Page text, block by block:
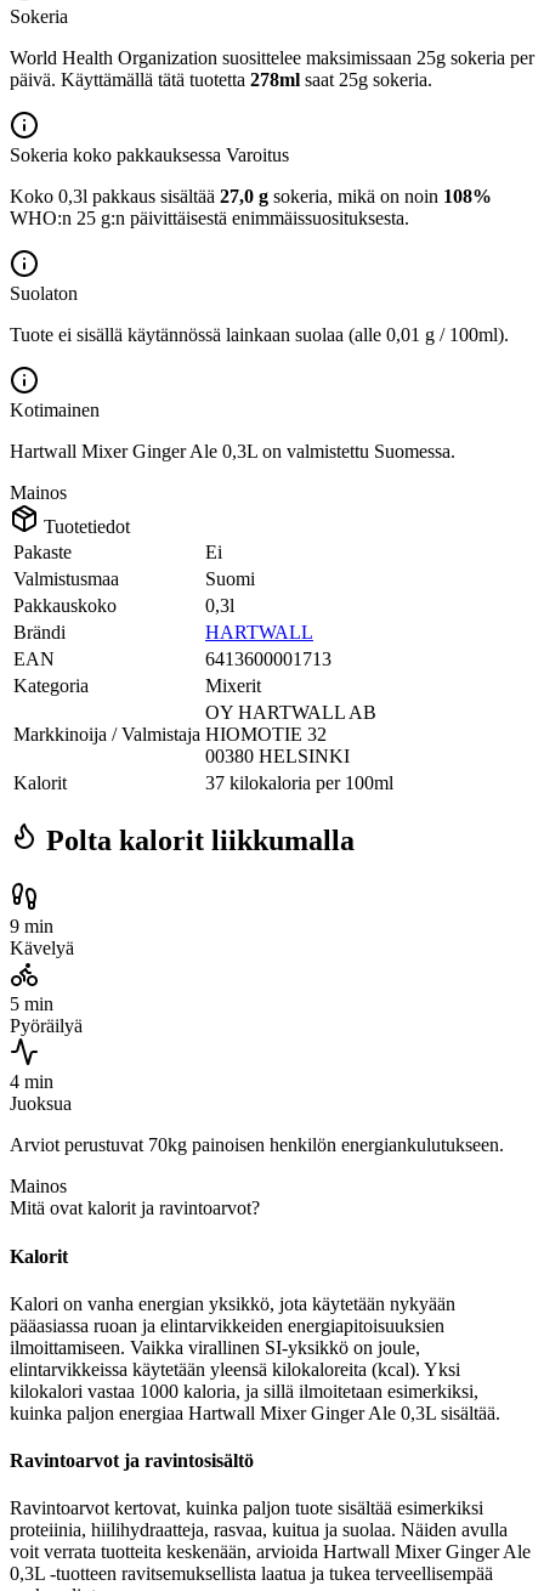
Sokeria
World Health Organization suosittelee maksimissaan 25g sokeria per
päivä. Käyttämällä tätä tuotetta 278ml saat 25g sokeria.
Sokeria koko pakkauksessa Varoitus
Koko 0,3l pakkaus sisältää 27,0 g sokeria, mikä on noin 108%
WHO:n 25 g:n päivittäisestä enimmäissuosituksesta.
Suolaton
Tuote ei sisällä käytännössä lainkaan suolaa (alle 0,01 g / 100ml).
Kotimainen
Hartwall Mixer Ginger Ale 0,3L on valmistettu Suomessa.
Mainos
Tuotetiedot
Pakaste
Ei
Valmistusmaa
Suomi
Pakkauskoko
0,3l
Brändi
HARTWALL
EAN
6413600001713
Kategoria
Mixerit
Markkinoija / Valmistaja
OY HARTWALL AB
HIOMOTIE 32
00380 HELSINKI
Kalorit
37 kilokaloria per 100ml
Polta kalorit liikkumalla
9 min
Kävelyä
5 min
Pyöräilyä
4 min
Juoksua
Arviot perustuvat 70kg painoisen henkilön energiankulutukseen.
Mainos
Mitä ovat kalorit ja ravintoarvot?
Kalorit
Kalori on vanha energian yksikkö, jota käytetään nykyään
pääasiassa ruoan ja elintarvikkeiden energiapitoisuuksien
ilmoittamiseen. Vaikka virallinen SI-yksikkö on joule,
elintarvikkeissa käytetään yleensä kilokaloreita (kcal). Yksi
kilokalori vastaa 1000 kaloria, ja sillä ilmoitetaan esimerkiksi,
kuinka paljon energiaa Hartwall Mixer Ginger Ale 0,3L sisältää.
Ravintoarvot ja ravintosisältö
Ravintoarvot kertovat, kuinka paljon tuote sisältää esimerkiksi
proteiinia, hiilihydraatteja, rasvaa, kuitua ja suolaa. Näiden avulla
voit verrata tuotteita keskenään, arvioida Hartwall Mixer Ginger Ale
0,3L -tuotteen ravitsemuksellista laatua ja tukea terveellisempää